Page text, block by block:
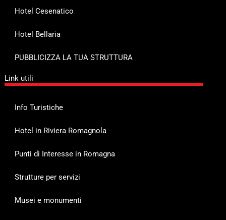
Hotel Cesenatico
Hotel Bellaria
PUBBLICIZZA LA TUA STRUTTURA
Link utili
Info Turistiche
Hotel in Riviera Romagnola
Punti di Interesse in Romagna
Strutture per servizi
Musei e monumenti